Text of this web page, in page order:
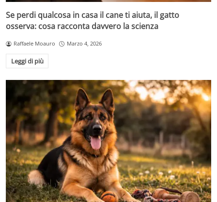
Se perdi qualcosa in casa il cane ti aiuta, il gatto
osserva: cosa racconta davvero la scienza
Raffaele Moauro Marzo 4, 2026
Leggi di più